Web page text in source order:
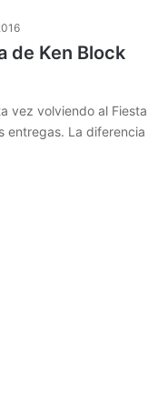
de Ken Block
vez volviendo al Fiesta
entregas. La diferencia